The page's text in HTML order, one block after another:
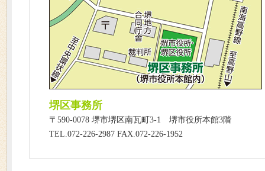
堺区事務所
〒590-0078 堺市堺区南瓦町3-1 堺市役所本館3階
TEL.072-226-2987 FAX.072-226-1952